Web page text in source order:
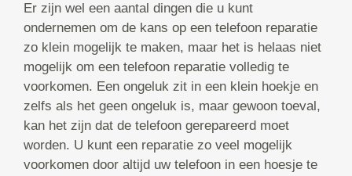
Er zijn wel een aantal dingen die u kunt
ondernemen om de kans op een telefoon reparatie
zo klein mogelijk te maken, maar het is helaas niet
mogelijk om een telefoon reparatie volledig te
voorkomen. Een ongeluk zit in een klein hoekje en
zelfs als het geen ongeluk is, maar gewoon toeval,
kan het zijn dat de telefoon gerepareerd moet
worden. U kunt een reparatie zo veel mogelijk
voorkomen door altijd uw telefoon in een hoesje te